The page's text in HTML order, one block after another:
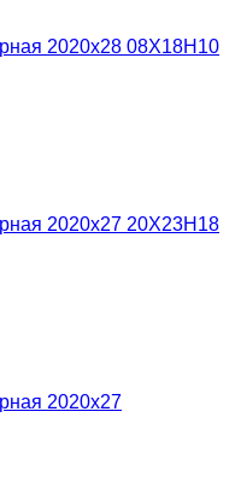
2020х28 08Х18Н10
2020х27 20Х23Н18
2020х27